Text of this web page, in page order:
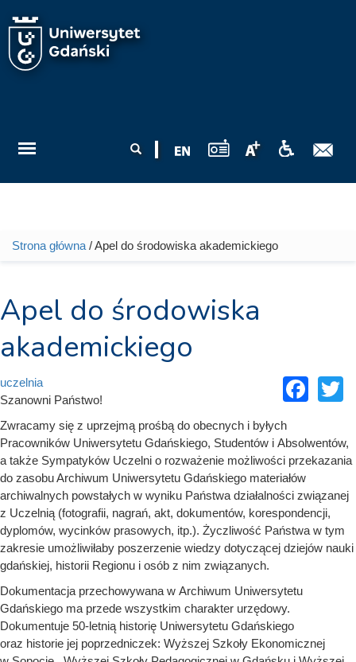
wyszukiwania
Jesteś tutaj
Strona główna / Apel do środowiska akademickiego
Apel do środowiska
akademickiego
uczelnia
Szanowni Państwo!
Zwracamy się z uprzejmą prośbą do obecnych i byłych
Pracowników Uniwersytetu Gdańskiego, Studentów i Absolwentów,
a także Sympatyków Uczelni o rozważenie możliwości przekazania
do zasobu Archiwum Uniwersytetu Gdańskiego materiałów
archiwalnych powstałych w wyniku Państwa działalności związanej
z Uczelnią (fotografii, nagrań, akt, dokumentów, korespondencji,
dyplomów, wycinków prasowych, itp.). Życzliwość Państwa w tym
zakresie umożliwiłaby poszerzenie wiedzy dotyczącej dziejów nauki
gdańskiej, historii Regionu i osób z nim związanych.
Dokumentacja przechowywana w Archiwum Uniwersytetu
Gdańskiego ma przede wszystkim charakter urzędowy.
Dokumentuje 50-letnią historię Uniwersytetu Gdańskiego
oraz historie jej poprzedniczek: Wyższej Szkoły Ekonomicznej